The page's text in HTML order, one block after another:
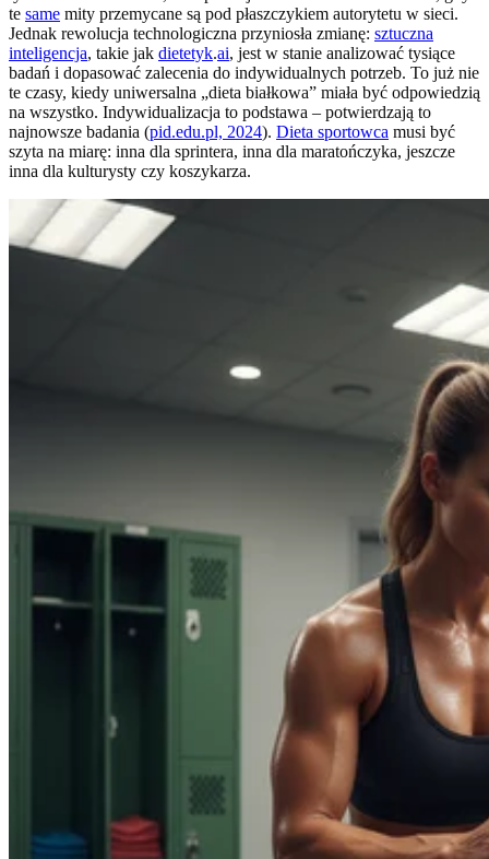
te same mity przemycane są pod płaszczykiem autorytetu w sieci.
Jednak rewolucja technologiczna przyniosła zmianę: sztuczna
inteligencja, takie jak dietetyk.ai, jest w stanie analizować tysiące
badań i dopasować zalecenia do indywidualnych potrzeb. To już nie
te czasy, kiedy uniwersalna „dieta białkowa” miała być odpowiedzią
na wszystko. Indywidualizacja to podstawa – potwierdzają to
najnowsze badania (pid.edu.pl, 2024). Dieta sportowca musi być
szyta na miarę: inna dla sprintera, inna dla maratończyka, jeszcze
inna dla kulturysty czy koszykarza.